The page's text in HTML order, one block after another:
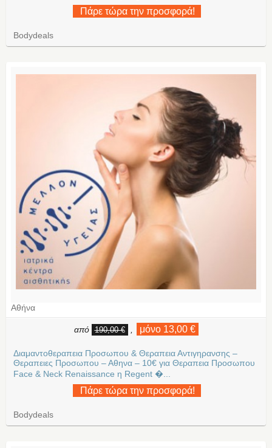
Πάρε τώρα την προσφορά!
Bodydeals
Αθήνα
από 190,00 € μόνο 13,00 €
Διαμαντοθεραπεια Προσωπου & Θεραπεια Αντιγηρανσης –
Θεραπειες Προσωπου – Αθηνα – 10€ για Θεραπεια Προσωπου
Face & Neck Renaissance η Regent �...
Πάρε τώρα την προσφορά!
Bodydeals